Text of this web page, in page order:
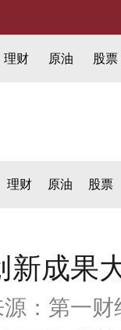
理财 原油 股票
理财 原油 股票
成果
源：第